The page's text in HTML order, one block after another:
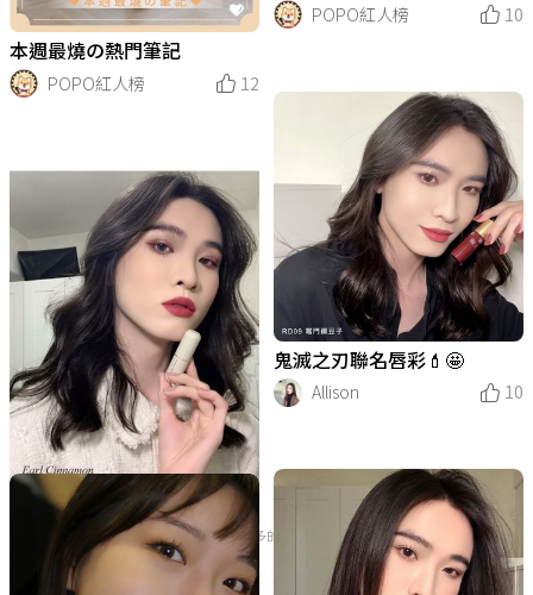
POPO紅人榜
10
本週最燒の熱門筆記
POPO紅人榜
12
鬼滅之刃聯名唇彩💄🤩
Allison
10
fresho2舒芙蕾奶酪絲絨唇膏
Allison
10
沒有更多的筆記了